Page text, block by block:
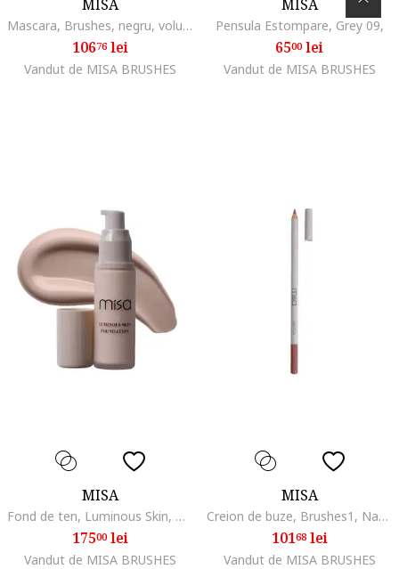
MISA
Mascara, Brushes, negru, volum, 11 ml
10676lei
Vandut de MISA BRUSHES
MISA
Pensula Estompare, Grey 09,
6500lei
Vandut de MISA BRUSHES
MISA
Fond de ten, Luminous Skin, Beige, Porcelain Beige
17500lei
Vandut de MISA BRUSHES
MISA
Creion de buze, Brushes1, Natur
10168lei
Vandut de MISA BRUSHES